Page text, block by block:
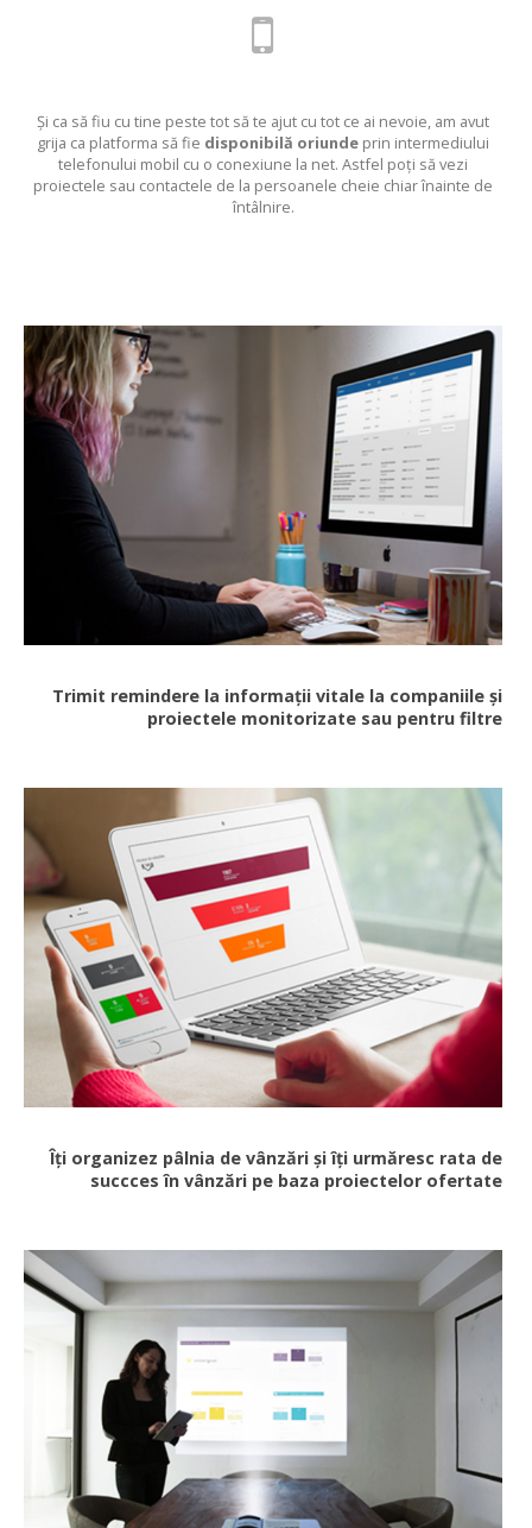
Și ca să fiu cu tine peste tot să te ajut cu tot ce ai nevoie, am avut
grija ca platforma să fie disponibilă oriunde prin intermediului
telefonului mobil cu o conexiune la net. Astfel poți să vezi
proiectele sau contactele de la persoanele cheie chiar înainte de
întâlnire.
Trimit remindere la informații vitale la companiile și
proiectele monitorizate sau pentru filtre
Îți organizez pâlnia de vânzări și îți urmăresc rata de
succces în vânzări pe baza proiectelor ofertate